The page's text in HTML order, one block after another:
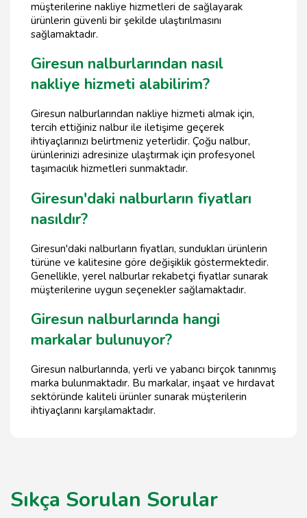
müşterilerine nakliye hizmetleri de sağlayarak
ürünlerin güvenli bir şekilde ulaştırılmasını
sağlamaktadır.
Giresun nalburlarından nasıl
nakliye hizmeti alabilirim?
Giresun nalburlarından nakliye hizmeti almak için,
tercih ettiğiniz nalbur ile iletişime geçerek
ihtiyaçlarınızı belirtmeniz yeterlidir. Çoğu nalbur,
ürünlerinizi adresinize ulaştırmak için profesyonel
taşımacılık hizmetleri sunmaktadır.
Giresun'daki nalburların fiyatları
nasıldır?
Giresun'daki nalburların fiyatları, sundukları ürünlerin
türüne ve kalitesine göre değişiklik göstermektedir.
Genellikle, yerel nalburlar rekabetçi fiyatlar sunarak
müşterilerine uygun seçenekler sağlamaktadır.
Giresun nalburlarında hangi
markalar bulunuyor?
Giresun nalburlarında, yerli ve yabancı birçok tanınmış
marka bulunmaktadır. Bu markalar, inşaat ve hırdavat
sektöründe kaliteli ürünler sunarak müşterilerin
ihtiyaçlarını karşılamaktadır.
Sıkça Sorulan Sorular